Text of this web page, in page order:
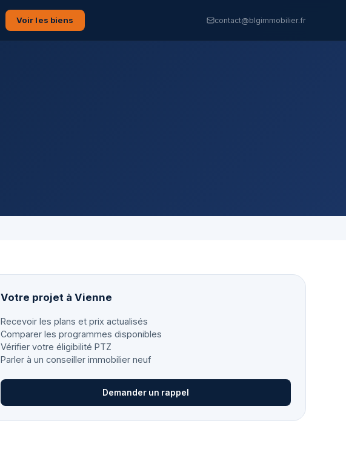
Voir les biens contact@blgimmobilier.fr
Votre projet à Vienne
Recevoir les plans et prix actualisés
Comparer les programmes disponibles
Vérifier votre éligibilité PTZ
Parler à un conseiller immobilier neuf
Demander un rappel